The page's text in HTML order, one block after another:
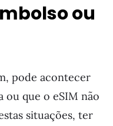
ou
pode acontecer
ou que o eSIM não
situações, ter